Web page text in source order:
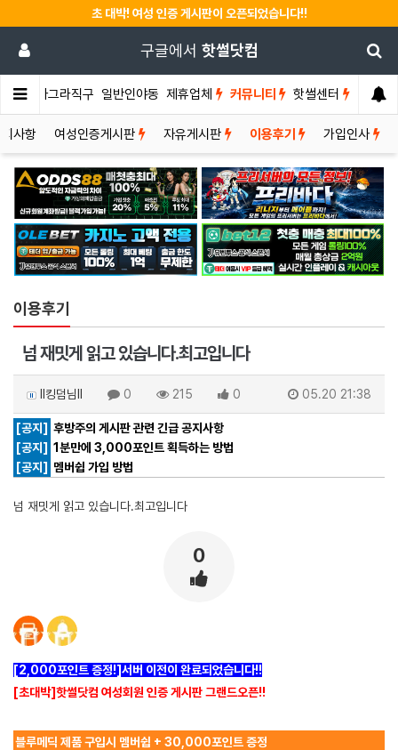
초 대박! 여성 인증 게시판이 오픈되었습니다!!
구글에서 핫썰닷컴
비아그라직구 일반인야동 제휴업체 커뮤니티 핫썰센터
사항 여성인증게시판 자유게시판 이용후기 가입인사
이용후기
넘 재밋게 읽고 있습니다.최고입니다
ll킹덤님ll 0 215 0 05.20 21:38
[공지] 후방주의 게시판 관련 긴급 공지사항
[공지] 1분만에 3,000포인트 획득하는 방법
[공지]
멤버쉽 가입 방법
넘 재밋게 읽고 있습니다.최고입니다
0
[2,000포인트 증정!]서버 이전이 완료되었습니다!!
[초대박]핫썰닷컴 여성회원 인증 게시판 그랜드오픈!!
블루메딕 제품 구입시 멤버쉽 + 30,000포인트 증정